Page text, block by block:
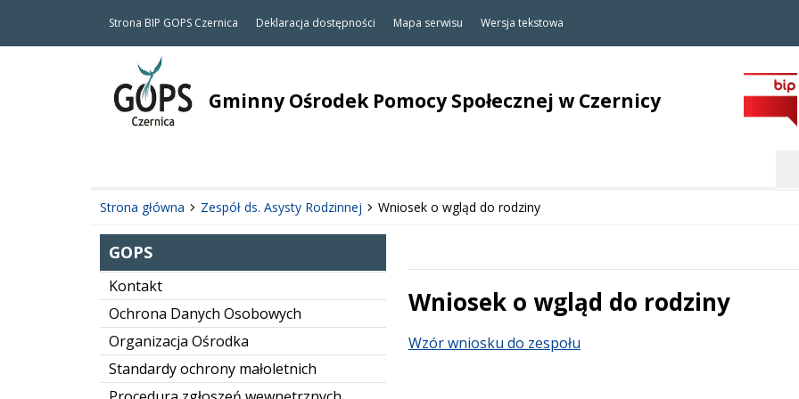
Strona BIP GOPS Czernica Deklaracja dostępności Mapa serwisu Wersja tekstowa
Gminny Ośrodek Pomocy Społecznej w Czernicy
Strona główna Zespół ds. Asysty Rodzinnej Wniosek o wgląd do rodziny
GOPS
Kontakt
Ochrona Danych Osobowych
Organizacja Ośrodka
Standardy ochrony małoletnich
Wniosek o wgląd do rodziny
Treść
Wzór wniosku do zespołu